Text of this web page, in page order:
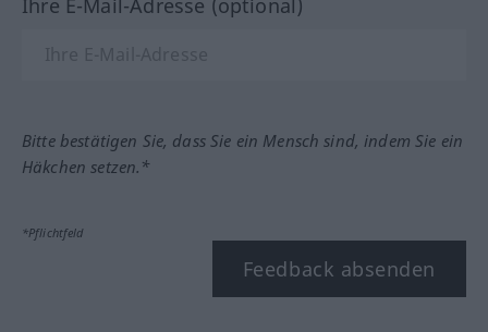
Ihre E-Mail-Adresse (optional)
Bitte bestätigen Sie, dass Sie ein Mensch sind, indem Sie ein
Häkchen setzen.*
*Pflichtfeld
Feedback absenden